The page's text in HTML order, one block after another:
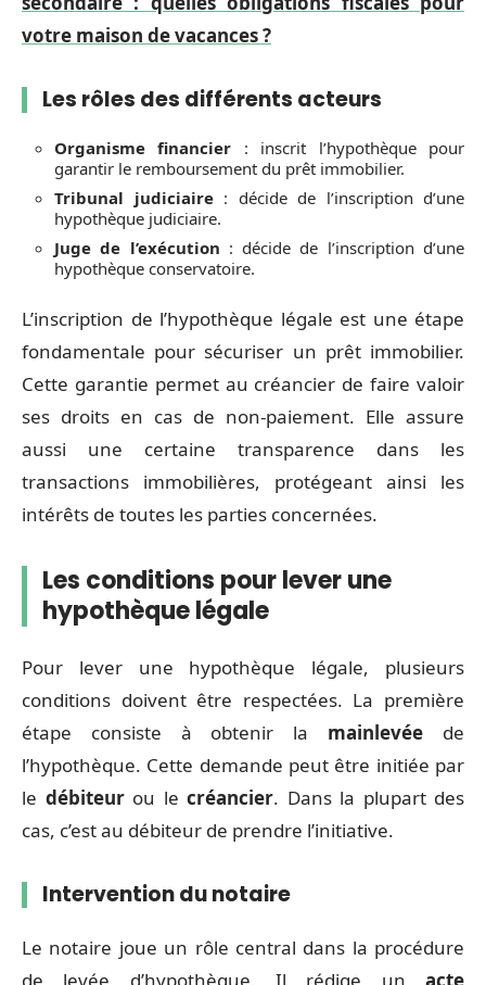
votre maison de vacances ?
Les rôles des différents acteurs
Organisme financier : inscrit l’hypothèque pour
garantir le remboursement du prêt immobilier.
Tribunal judiciaire: décide de l’inscription d’une
hypothèque judiciaire.
Juge de l’exécution : décide de l’inscription d’une
hypothèque conservatoire.
L’inscription de l’hypothèque légale est une étape
fondamentale pour sécuriser un prêt immobilier.
Cette garantie permet au créancier de faire valoir
ses droits en cas de non-paiement. Elle assure
aussi une certaine transparence dans les
transactions immobilières, protégeant ainsi les
intérêts de toutes les parties concernées.
Les conditions pour lever une
hypothèque légale
Pour lever une hypothèque légale, plusieurs
conditions doivent être respectées. La première
étape consiste à obtenir la mainlevée de
l’hypothèque. Cette demande peut être initiée par
le débiteurou le créancier. Dans la plupart des
cas, c’est au débiteur de prendre l’initiative.
Intervention du notaire
Le notaire joue un rôle central dans la procédure